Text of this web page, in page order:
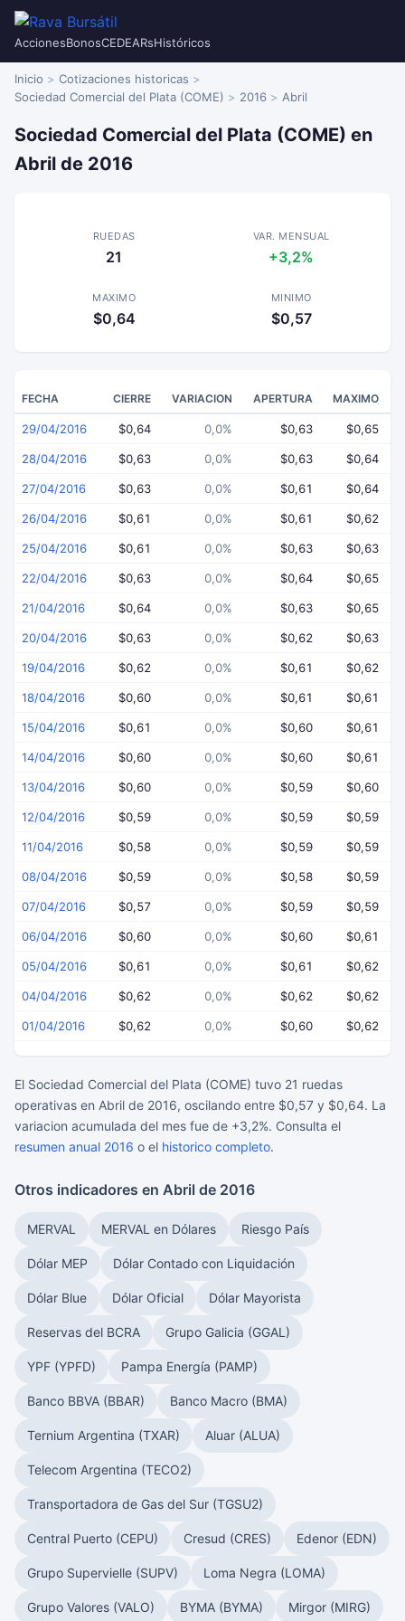
AccionesBonosCEDEARsHistóricos
Inicio
Cotizaciones historicas
Sociedad Comercial del Plata (COME)
2016 Abril
Sociedad Comercial del Plata (COME) en
Abril de 2016
RUEDAS
21
VAR. MENSUAL
+3,2%
MAXIMO
$0,64
MINIMO
$0,57
FECHA CIERRE VARIACION APERTURA MAXIMO
29/04/2016 $0,64 0,0% $0,63 $0,65
28/04/2016 $0,63 0,0% $0,63 $0,64
27/04/2016 $0,63 0,0% $0,61 $0,64
26/04/2016 $0,61 0,0% $0,61 $0,62
25/04/2016 $0,61 0,0% $0,63 $0,63
22/04/2016 $0,63 0,0% $0,64 $0,65
21/04/2016 $0,64 0,0% $0,63 $0,65
20/04/2016 $0,63 0,0% $0,62 $0,63
19/04/2016 $0,62 0,0% $0,61 $0,62
18/04/2016 $0,60 0,0% $0,61 $0,61
15/04/2016 $0,61 0,0% $0,60 $0,61
14/04/2016 $0,60 0,0% $0,60 $0,61
13/04/2016 $0,60 0,0% $0,59 $0,60
12/04/2016 $0,59 0,0% $0,59 $0,59
11/04/2016 $0,58 0,0% $0,59 $0,59
08/04/2016 $0,59 0,0% $0,58 $0,59
07/04/2016 $0,57 0,0% $0,59 $0,59
06/04/2016 $0,60 0,0% $0,60 $0,61
05/04/2016 $0,61 0,0% $0,61 $0,62
04/04/2016 $0,62 0,0% $0,62 $0,62
01/04/2016 $0,62 0,0% $0,60 $0,62
El Sociedad Comercial del Plata (COME) tuvo 21 ruedas
operativas en Abril de 2016, oscilando entre $0,57 y $0,64. La
variacion acumulada del mes fue de +3,2%. Consulta el
resumen anual 2016 o el historico completo.
Otros indicadores en Abril de 2016
MERVAL MERVAL en Dólares Riesgo País
Dólar MEP Dólar Contado con Liquidación
Dólar Blue Dólar Oficial Dólar Mayorista
Reservas del BCRA Grupo Galicia (GGAL)
YPF (YPFD) Pampa Energía (PAMP)
Banco BBVA (BBAR) Banco Macro (BMA)
Ternium Argentina (TXAR) Aluar (ALUA)
Telecom Argentina (TECO2)
Transportadora de Gas del Sur (TGSU2)
Central Puerto (CEPU) Cresud (CRES) Edenor (EDN)
Grupo Supervielle (SUPV) Loma Negra (LOMA)
Grupo Valores (VALO) BYMA (BYMA) Mirgor (MIRG)